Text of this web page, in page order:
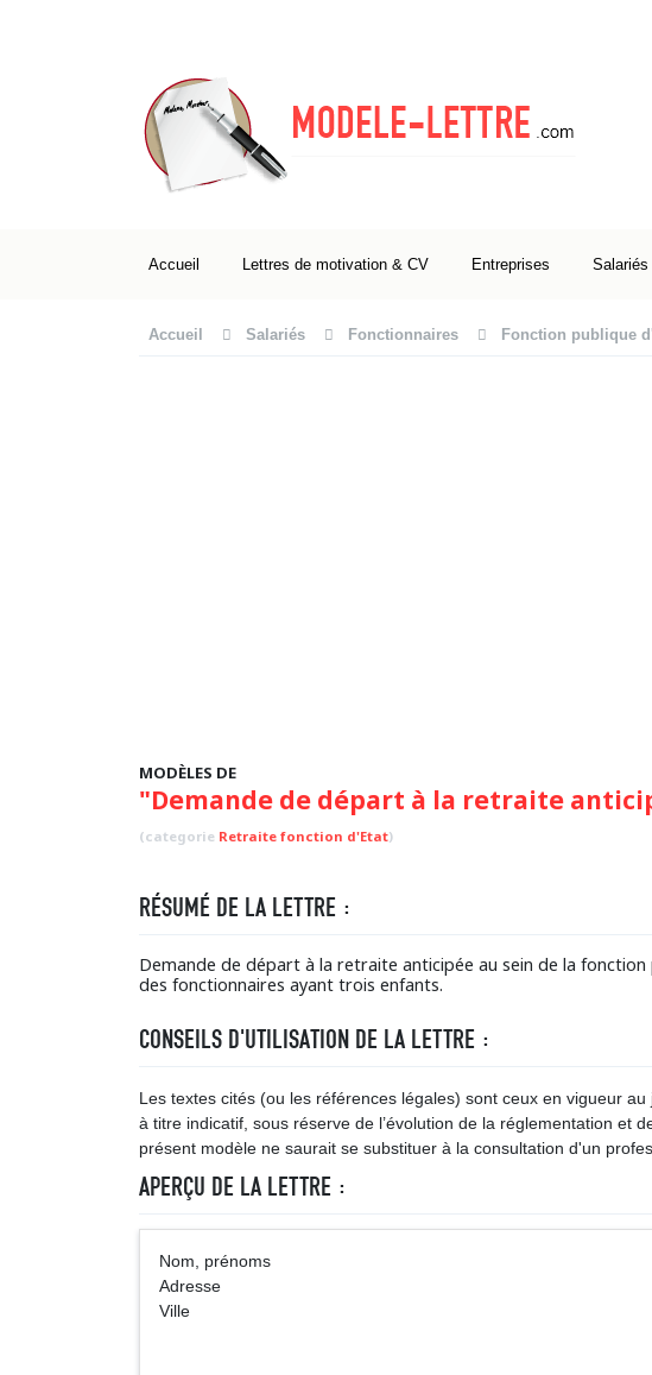
Accueil Lettres de motivation & CV Entreprises Salariés
Accueil Salariés Fonctionnaires Fonction publique
MODÈLES DE
"Demande de départ à la retraite
(categorie Retraite fonction d'Etat)
RÉSUMÉ DE LA LETTRE :
Demande de départ à la retraite anticipée au sein de la
des fonctionnaires ayant trois enfants.
CONSEILS D'UTILISATION DE LA LETTRE :
Les textes cités (ou les références légales) sont ceux en vigueur
à titre indicatif, sous réserve de l’évolution de la réglementation et
présent modèle ne saurait se substituer à la consultation d'un
APERÇU DE LA LETTRE :
Nom, prénoms (Ville),
Adresse
Ville